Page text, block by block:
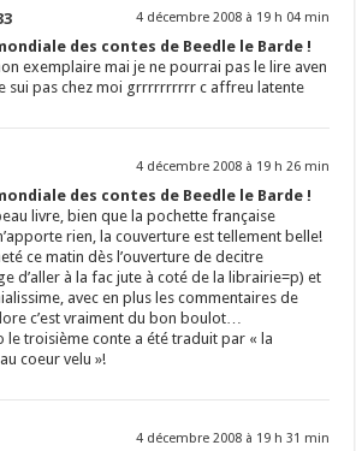
4 décembre 2008 à 19 h 04 min
des contes de Beedle le Barde !
exemplaire mai je ne pourrai pas le lire aven
sui pas chez moi grrrrrrrrrr c affreu latente
4 décembre 2008 à 19 h 26 min
des contes de Beedle le Barde !
livre, bien que la pochette française
rien, la couverture est tellement belle!
ce matin dès l’ouverture de decitre
d’aller à la fac jute à coté de la librairie=p) et
avec en plus les commentaires de
c’est vraiment du bon boulot…
le troisième conte a été traduit par « la
coeur velu »!
4 décembre 2008 à 19 h 31 min